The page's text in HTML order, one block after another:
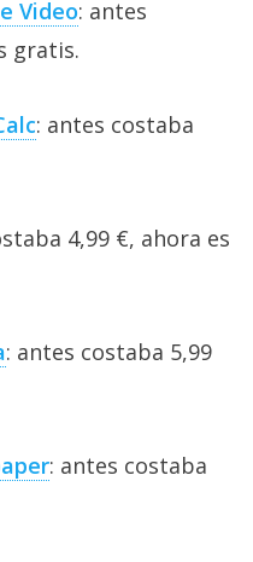
Video: antes
gratis.
: antes costaba
4,99 €, ahora es
: antes costaba 5,99
: antes costaba